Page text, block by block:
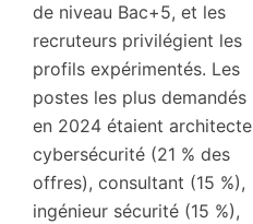
de niveau Bac+5, et les
recruteurs privilégient les
profils expérimentés. Les
postes les plus demandés
en 2024 étaient architecte
cybersécurité (21 % des
offres), consultant (15 %),
ingénieur sécurité (15 %),